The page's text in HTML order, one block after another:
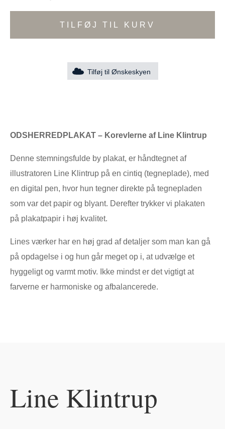
TILFØJ TIL KURV
Tilføj til Ønskeskyen
ODSHERREDPLAKAT – Korevlerne af Line Klintrup
Denne stemningsfulde by plakat, er håndtegnet af
illustratoren Line Klintrup på en cintiq (tegneplade), med
en digital pen, hvor hun tegner direkte på tegnepladen
som var det papir og blyant. Derefter trykker vi plakaten
på plakatpapir i høj kvalitet.
Lines værker har en høj grad af detaljer som man kan gå
på opdagelse i og hun går meget op i, at udvælge et
hyggeligt og varmt motiv. Ikke mindst er det vigtigt at
farverne er harmoniske og afbalancerede.
Line Klintrup